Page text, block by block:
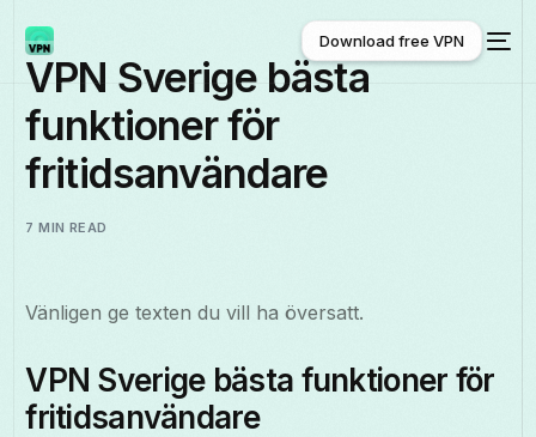
Download free VPN
Download free VPN
VPN Sverige bästa
funktioner för
fritidsanvändare
7 MIN READ
Vänligen ge texten du vill ha översatt.
VPN Sverige bästa funktioner för
fritidsanvändare